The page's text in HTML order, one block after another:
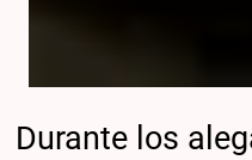
Durante los